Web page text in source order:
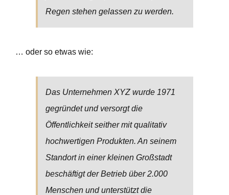
Regen stehen gelassen zu werden.
… oder so etwas wie:
Das Unternehmen XYZ wurde 1971
gegründet und versorgt die
Öffentlichkeit seither mit qualitativ
hochwertigen Produkten. An seinem
Standort in einer kleinen Großstadt
beschäftigt der Betrieb über 2.000
Menschen und unterstützt die